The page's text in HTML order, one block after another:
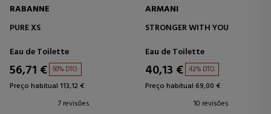
RABANNE
PURE XS
Eau de Toilette
56,71 € 50% DTO.
Preço habitual 113,12 €
7 revisões
ARMANI
STRONGER WITH YOU
Eau de Toilette
40,13 € 42% DTO.
Preço habitual 69,00 €
10 revisões